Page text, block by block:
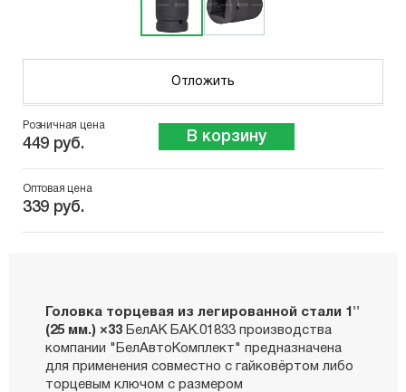
Отложить
Розничная цена
449 руб. В корзину
Оптовая цена
339 руб.
Головка торцевая из легированной стали 1''
(25 мм.) ×33 БелАК БАК.01833 производства
компании "БелАвтоКомплект" предназначена
для применения совместно с гайковёртом либо
торцевым ключом с размером